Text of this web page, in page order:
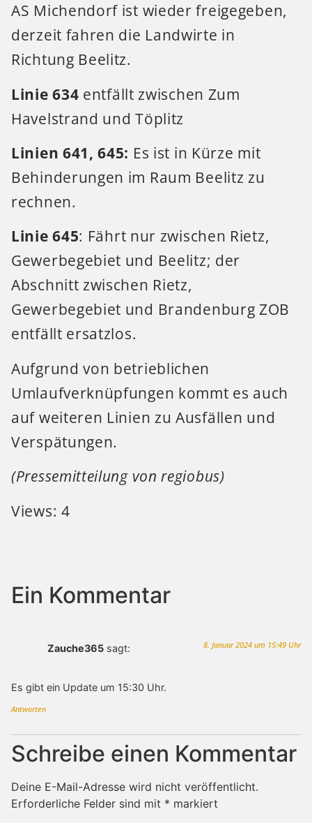
AS Michendorf ist wieder freigegeben,
derzeit fahren die Landwirte in
Richtung Beelitz.
Linie 634 entfällt zwischen Zum
Havelstrand und Töplitz
Linien 641, 645: Es ist in Kürze mit
Behinderungen im Raum Beelitz zu
rechnen.
Linie 645: Fährt nur zwischen Rietz,
Gewerbegebiet und Beelitz; der
Abschnitt zwischen Rietz,
Gewerbegebiet und Brandenburg ZOB
entfällt ersatzlos.
Aufgrund von betrieblichen
Umlaufverknüpfungen kommt es auch
auf weiteren Linien zu Ausfällen und
Verspätungen.
(Pressemitteilung von regiobus)
Views: 4
Ein Kommentar
Zauche365 sagt: 8. Januar 2024 um 15:49 Uhr
Es gibt ein Update um 15:30 Uhr.
Antworten
Schreibe einen Kommentar
Deine E-Mail-Adresse wird nicht veröffentlicht.
Erforderliche Felder sind mit * markiert